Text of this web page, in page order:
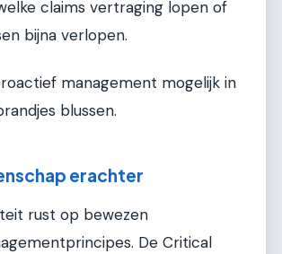
claims vertraging lopen of
bijna verlopen.
management mogelijk in
blussen.
erachter
rust op bewezen
De Critical